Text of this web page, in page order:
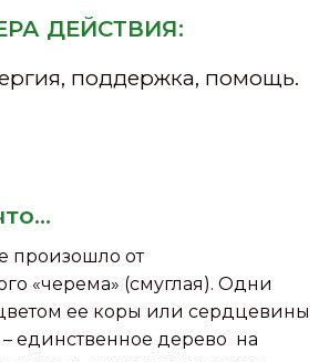
ДЕЙСТВИЯ:
поддержка, помощь.
произошло от
«черема» (смуглая). Одни
ее коры или сердцевины
– единственное дерево на